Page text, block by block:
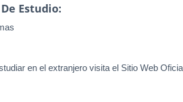
Estudio:
en el extranjero visita el Sitio Web